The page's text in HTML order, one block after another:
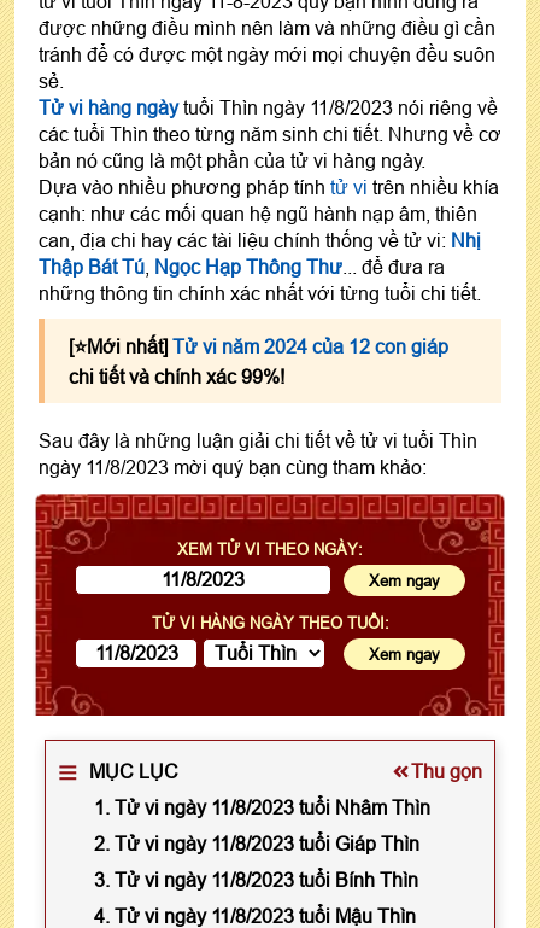
được những điều mình nên làm và những điều gì cần
tránh để có được một ngày mới mọi chuyện đều suôn
sẻ.
Tử vi hàng ngàytuổi Thìn ngày 11/8/2023 nói riêng về
các tuổi Thìn theo từng năm sinh chi tiết. Nhưng về cơ
bản nó cũng là một phần của tử vi hàng ngày.
Dựa vào nhiều phương pháp tính tử vi trên nhiều khía
cạnh: như các mối quan hệ ngũ hành nạp âm, thiên
can, địa chi hay các tài liệu chính thống về tử vi: Nhị
Thập Bát Tú Ngọc Hạp Thông Thư ... để đưa ra
những thông tin chính xác nhất với từng tuổi chi tiết.
[⭐️Mới nhất] Tử vi năm 2024 của 12 con giáp
chi tiết và chính xác 99%!
Sau đây là những luận giải chi tiết về tử vi tuổi Thìn
ngày 11/8/2023 mời quý bạn cùng tham khảo:
XEM TỬ VI THEO NGÀY:
TỬ VI HÀNG NGÀY THEO TUỔI:
MỤC LỤC
Thu gọn
1. Tử vi ngày 11/8/2023 tuổi Nhâm Thìn
2. Tử vi ngày 11/8/2023 tuổi Giáp Thìn
3. Tử vi ngày 11/8/2023 tuổi Bính Thìn
4. Tử vi ngày 11/8/2023 tuổi Mậu Thìn